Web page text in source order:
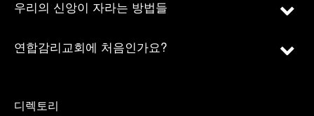
우리의 신앙이 자라는 방법들
연합감리교회에 처음인가요?
디렉토리